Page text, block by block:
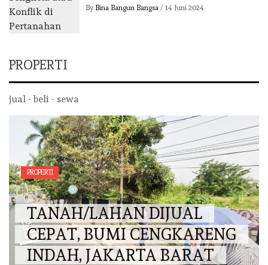
By Bina Bangun Bangsa / 14 Juni 2024
PROPERTI
jual - beli - sewa
PROPERTI
TANAH/LAHAN DIJUAL
CEPAT, BUMI CENGKARENG
INDAH, JAKARTA BARAT